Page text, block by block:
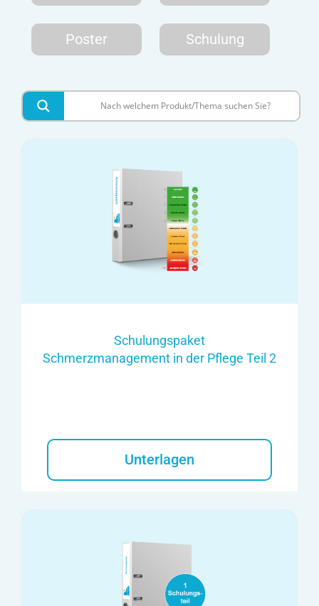
Poster Schulung
Schulungspaket
Schmerzmanagement in der Pflege Teil 2
Unterlagen